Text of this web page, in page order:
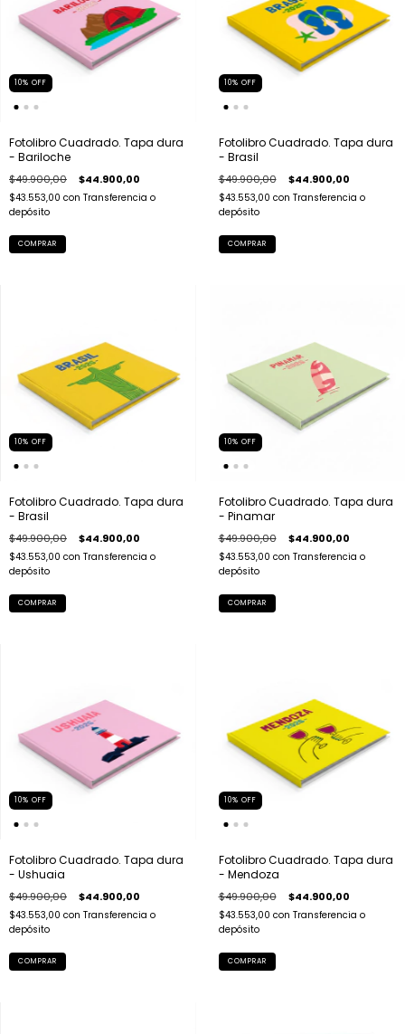
10% OFF
Fotolibro Cuadrado. Tapa dura
- Bariloche
$49.900,00 $44.900,00
$43.553,00 con Transferencia o
depósito
COMPRAR
10% OFF
Fotolibro Cuadrado. Tapa dura
- Brasil
$49.900,00 $44.900,00
$43.553,00 con Transferencia o
depósito
COMPRAR
10% OFF
Fotolibro Cuadrado. Tapa dura
- Brasil
$49.900,00 $44.900,00
$43.553,00 con Transferencia o
depósito
COMPRAR
10% OFF
Fotolibro Cuadrado. Tapa dura
- Pinamar
$49.900,00 $44.900,00
$43.553,00 con Transferencia o
depósito
COMPRAR
10% OFF
Fotolibro Cuadrado. Tapa dura
- Ushuaia
$49.900,00 $44.900,00
$43.553,00 con Transferencia o
depósito
COMPRAR
10% OFF
Fotolibro Cuadrado. Tapa dura
- Mendoza
$49.900,00 $44.900,00
$43.553,00 con Transferencia o
depósito
COMPRAR